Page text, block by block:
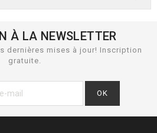
À LA NEWSLETTER
dernières mises à jour! Inscription
gratuite.